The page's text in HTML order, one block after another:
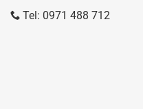
Tel: 0971 488 712